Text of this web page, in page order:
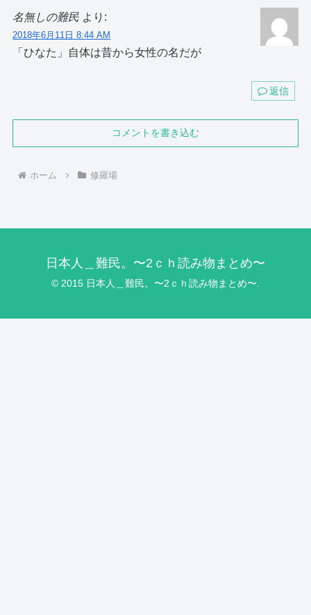
名無しの難民 より:
2018年6月11日 8:44 AM
「ひなた」自体は昔から女性の名だが
返信
コメントを書き込む
ホーム 修羅場
日本人＿難民。〜2ｃｈ読み物まとめ〜
© 2015 日本人＿難民。〜2ｃｈ読み物まとめ〜.